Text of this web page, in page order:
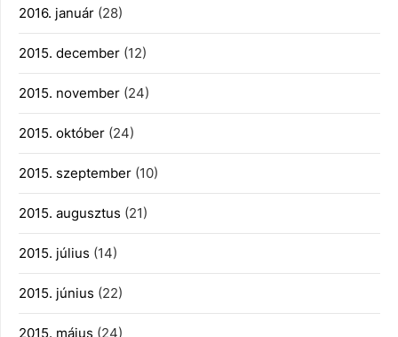
2016. január (28)
2015. december (12)
2015. november (24)
2015. október (24)
2015. szeptember (10)
2015. augusztus (21)
2015. július (14)
2015. június (22)
2015. május (24)